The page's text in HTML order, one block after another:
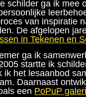
schilder ga ik mee
van inspiratie
De afgelopen
in Tekenen en
ga ik
startte ik
ik het lesaanbod
Daarnaast
een PoPuP